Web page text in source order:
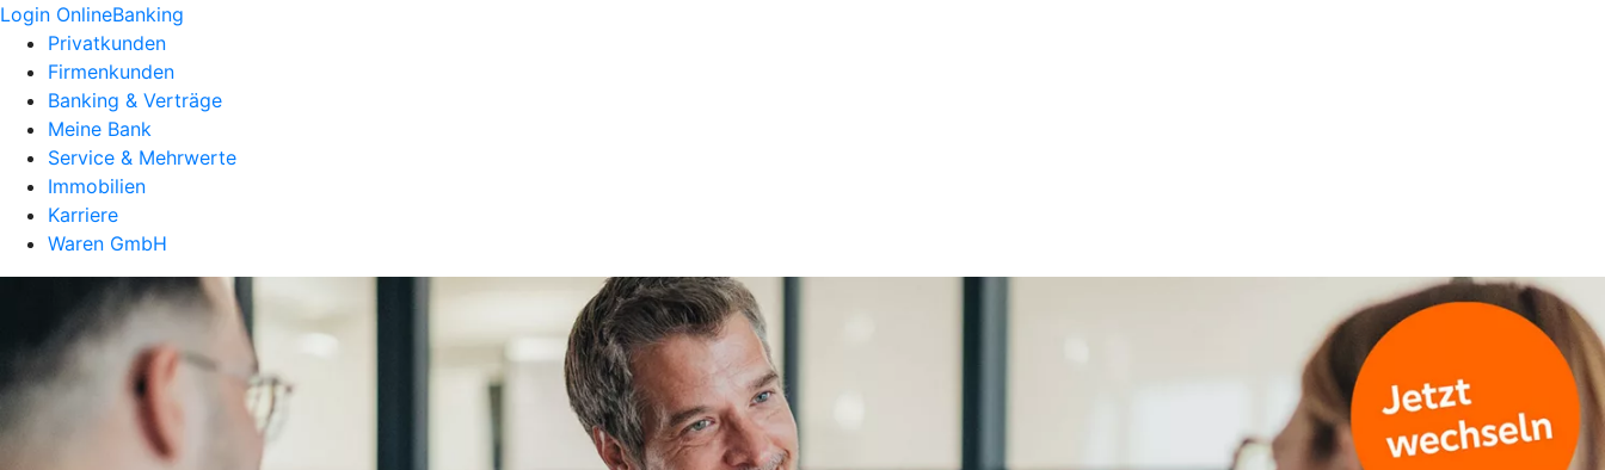
Login OnlineBanking
Privatkunden
Firmenkunden
Banking & Verträge
Meine Bank
Service & Mehrwerte
Immobilien
Karriere
Waren GmbH